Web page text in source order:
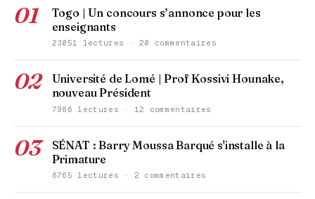
01
Togo | Un concours s’annonce pour les
enseignants
23051 lectures · 20 commentaires
02
Université de Lomé | Prof Kossivi Hounake,
nouveau Président
7986 lectures · 12 commentaires
03
SÉNAT : Barry Moussa Barqué s'installe à la
Primature
6765 lectures · 2 commentaires